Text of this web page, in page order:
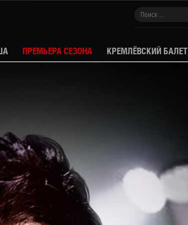
ПРЕМЬЕРА СЕЗОНА КРЕМЛЁВСКИЙ БАЛЕТ